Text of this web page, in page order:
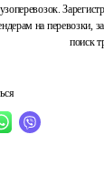
на перевозки,
поиск